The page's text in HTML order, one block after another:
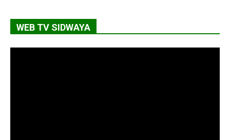
WEB TV SIDWAYA